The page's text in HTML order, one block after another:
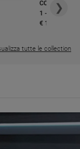
COLLANA
1 - 2
€ 18,50
❯
tutte le collection